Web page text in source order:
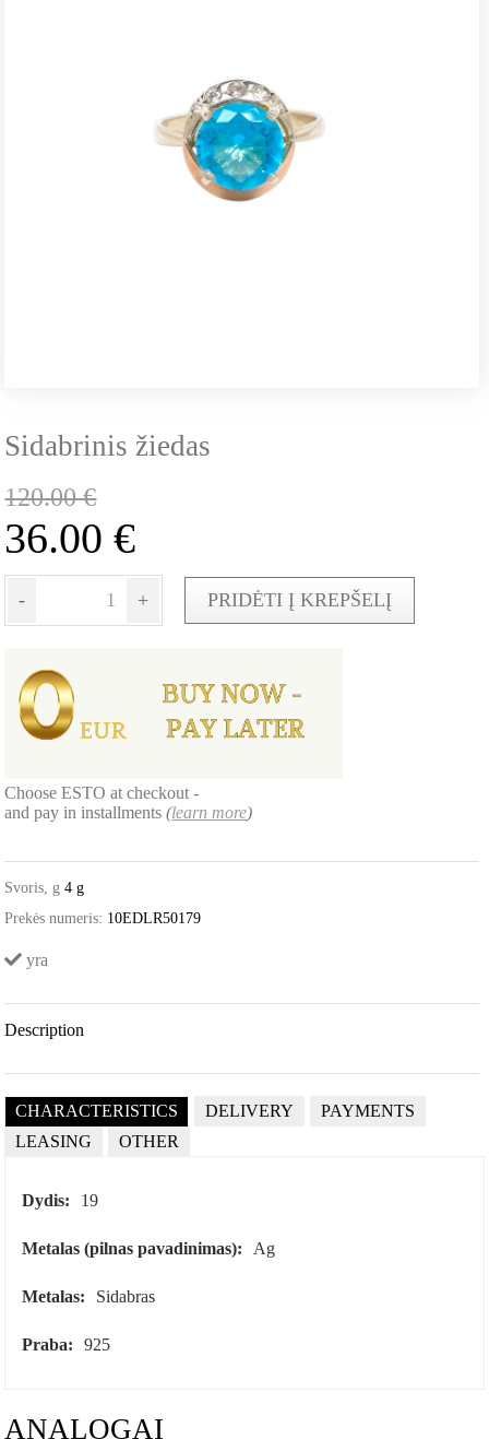
Sidabrinis žiedas
120.00€
36.00€
- + PRIDĖTI Į KREPŠELĮ
Choose ESTO at checkout -
and pay in installments(learn more)
Svoris, g 4 g
Prekės numeris: 10EDLR50179
yra
Description
CHARACTERISTICS DELIVERY
PAYMENTS
LEASING
OTHER
Dydis: 19
Metalas (pilnas pavadinimas): Ag
Metalas: Sidabras
Praba: 925
ANALOGAI